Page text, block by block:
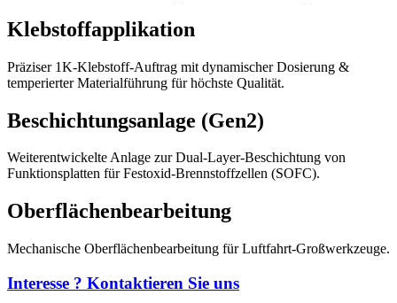
Klebstoffapplikation
Präziser 1K-Klebstoff-Auftrag mit dynamischer Dosierung &
temperierter Materialführung für höchste Qualität.
Beschichtungsanlage (Gen2)
Weiterentwickelte Anlage zur Dual-Layer-Beschichtung von
Funktionsplatten für Festoxid-Brennstoffzellen (SOFC).
Oberflächenbearbeitung
Mechanische Oberflächenbearbeitung für Luftfahrt-Großwerkzeuge.
Interesse ? Kontaktieren Sie uns